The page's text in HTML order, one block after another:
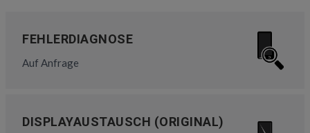
FEHLERDIAGNOSE
Auf Anfrage
DISPLAYAUSTAUSCH (ORIGINAL)